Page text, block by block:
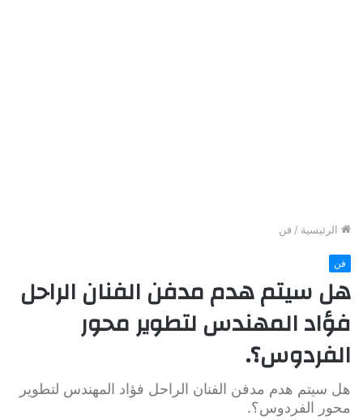
الرئيسية / فن
فن
هل سيتم هدم مدفن الفنان الراحل
فؤاد المهندس لتطوير محور
الفردوس؟.
هل سيتم هدم مدفن الفنان الراحل فؤاد المهندس لتطوير
محور الفردوس؟.